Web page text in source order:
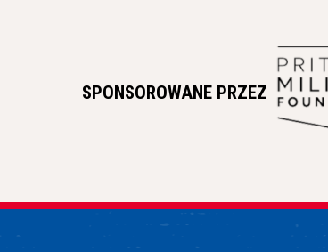
SPONSOROWANE PRZEZ